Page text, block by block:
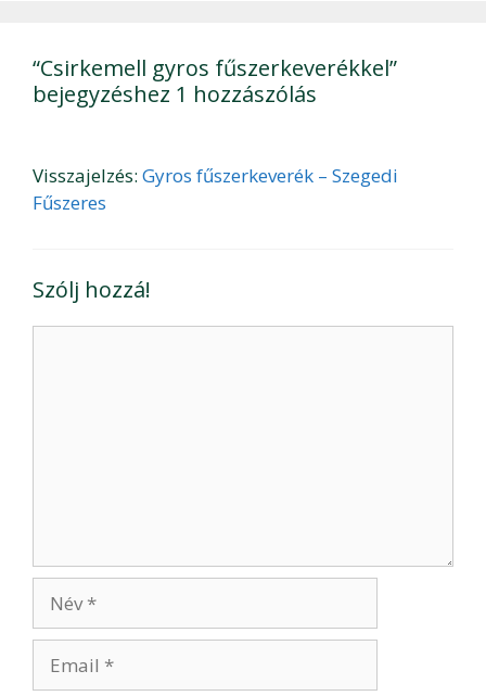
“Csirkemell gyros fűszerkeverékkel”
bejegyzéshez 1 hozzászólás
Visszajelzés: Gyros fűszerkeverék – Szegedi
Fűszeres
Szólj hozzá!